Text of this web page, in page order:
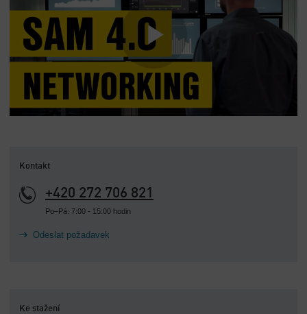
Kontakt
+420 272 706 821
Po–Pá: 7:00 - 15:00 hodin
Odeslat požadavek
Ke stažení